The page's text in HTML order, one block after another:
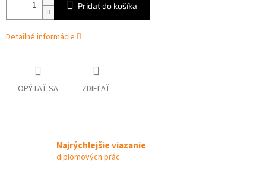
Pridať do košíka
Detailné informácie
OPÝTAŤ SA ZDIEĽAŤ
Najrýchlejšie viazanie
diplomových prác